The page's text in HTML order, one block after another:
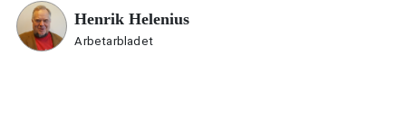
Henrik Helenius
Arbetarbladet